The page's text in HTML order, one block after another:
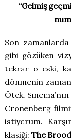
“Gelmiş
Son
gibi gözüken
tekrar o eski,
dönmenin
Öteki
Cronenberg
istiyorum.
klasiği: The Brood